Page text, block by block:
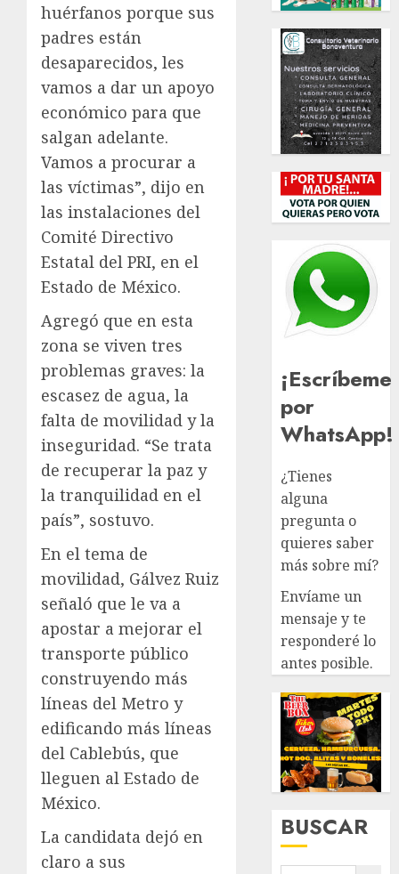
huérfanos porque sus
padres están
desaparecidos, les
vamos a dar un apoyo
económico para que
salgan adelante.
Vamos a procurar a
las víctimas”, dijo en
las instalaciones del
Comité Directivo
Estatal del PRI, en el
Estado de México.
Agregó que en esta
zona se viven tres
problemas graves: la
escasez de agua, la
falta de movilidad y la
inseguridad. “Se trata
de recuperar la paz y
la tranquilidad en el
país”, sostuvo.
En el tema de
movilidad, Gálvez Ruiz
señaló que le va a
apostar a mejorar el
transporte público
construyendo más
líneas del Metro y
edificando más líneas
del Cablebús, que
lleguen al Estado de
México.
La candidata dejó en
claro a sus
¡Escríbeme
por
WhatsApp!
¿Tienes
alguna
pregunta o
quieres saber
más sobre mí?
Envíame un
mensaje y te
responderé lo
antes posible.
BUSCAR